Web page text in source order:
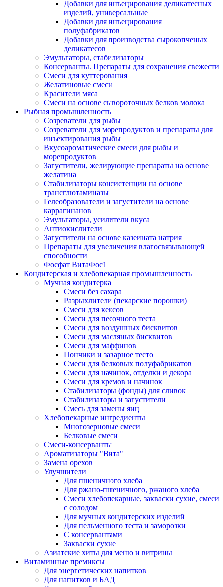
Добавки для инъецирования деликатесных
изделий, универсальные
Добавки для инъецирования
полуфабрикатов
Добавки для производства сырокопченых
деликатесов
Эмульгаторы, стабилизаторы
Консерванты. Препараты для сохранения свежести
Смеси для куттерования
Желатиновые смеси
Красители мяса
Смеси на основе сывороточных белков молока
Рыбная промышленность
Созреватели для рыбы
Созреватели для морепродуктов и препараты для
инъектирования рыбы
Вкусоароматические смеси для рыбы и
морепродуктов
Загустители, желирующие препараты на основе
желатина
Стабилизаторы консистенции на основе
трансглютаминазы
Гелеобразователи и загустители на основе
каррагинанов
Эмульгаторы, усилители вкуса
Антиокислители
Загустители на основе казеината натрия
Препараты для увеличения влагосвязывающей
способности
Фосфат ВитаФос1
Кондитерская и хлебопекарная промышленность
Мучная кондитерка
Смеси без сахара
Разрыхлители (пекарские порошки)
Смеси для кексов
Смеси для песочного теста
Смеси для воздушных бисквитов
Смеси для масляных бисквитов
Смеси для маффинов
Пончики и заварное тесто
Cмеси для белковых полуфабрикатов
Смеси для начинок, отделки и декора
Смеси для кремов и начинок
Стабилизаторы (фонды) для сливок
Стабилизаторы и загустители
Смесь для замены яиц
Хлебопекарные ингредиенты
Многозерновые смеси
Белковые смеси
Смеси-консерванты
Ароматизаторы "Вита"
Замена орехов
Улучшители
Для пшеничного хлеба
Для ржано-пшеничного, ржаного хлеба
Смеси хлебопекарные, закваски сухие, смеси
с солодом
Для мучных кондитерских изделий
Для пельменного теста и заморозки
С консервантами
Закваски сухие
Азиатские хиты для меню и витрины
Витаминные премиксы
Для энергетических напитков
Для напитков и БАД